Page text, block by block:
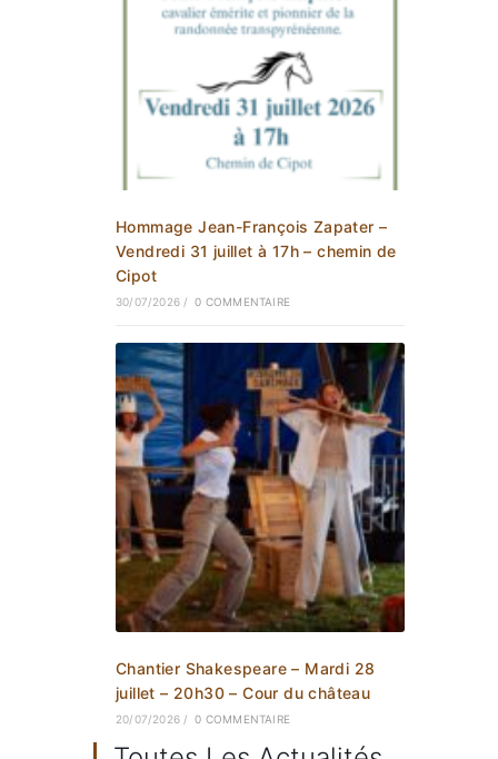
Hommage Jean-François Zapater –
Vendredi 31 juillet à 17h – chemin de
Cipot
30/07/2026 / 0 COMMENTAIRE
Chantier Shakespeare – Mardi 28
juillet – 20h30 – Cour du château
20/07/2026 / 0 COMMENTAIRE